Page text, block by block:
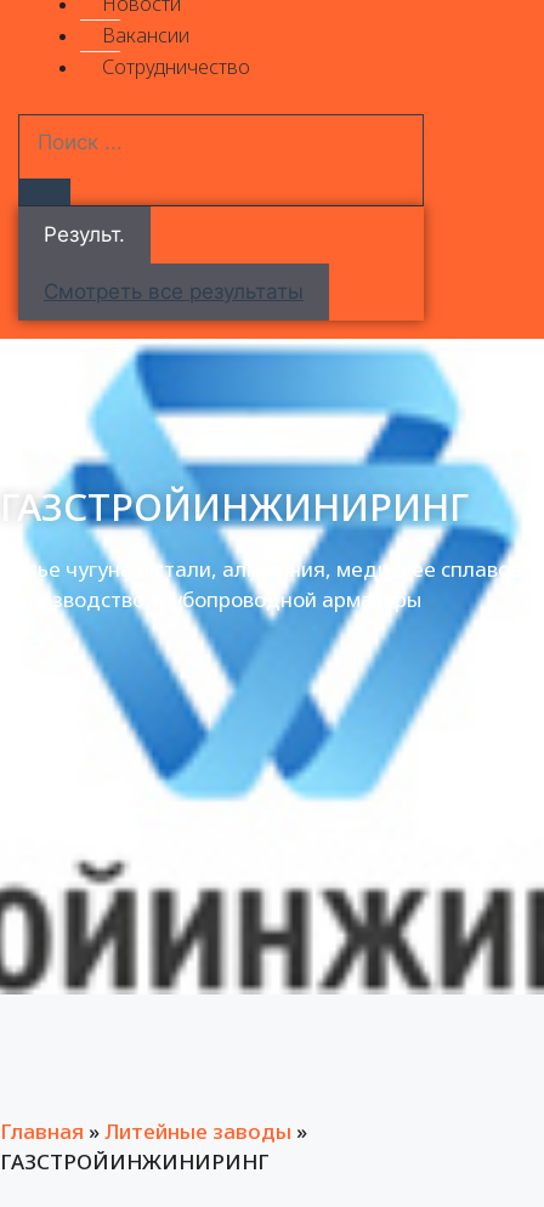
Вакансии
Сотрудничество
Результ.
Смотреть все результаты
ГАЗСТРОЙИНЖИНИРИНГ
Литье чугуна и стали, алюминия, меди и ее сплавов.
Производство трубопроводной арматуры
Главная »Литейные заводы »
ГАЗСТРОЙИНЖИНИРИНГ